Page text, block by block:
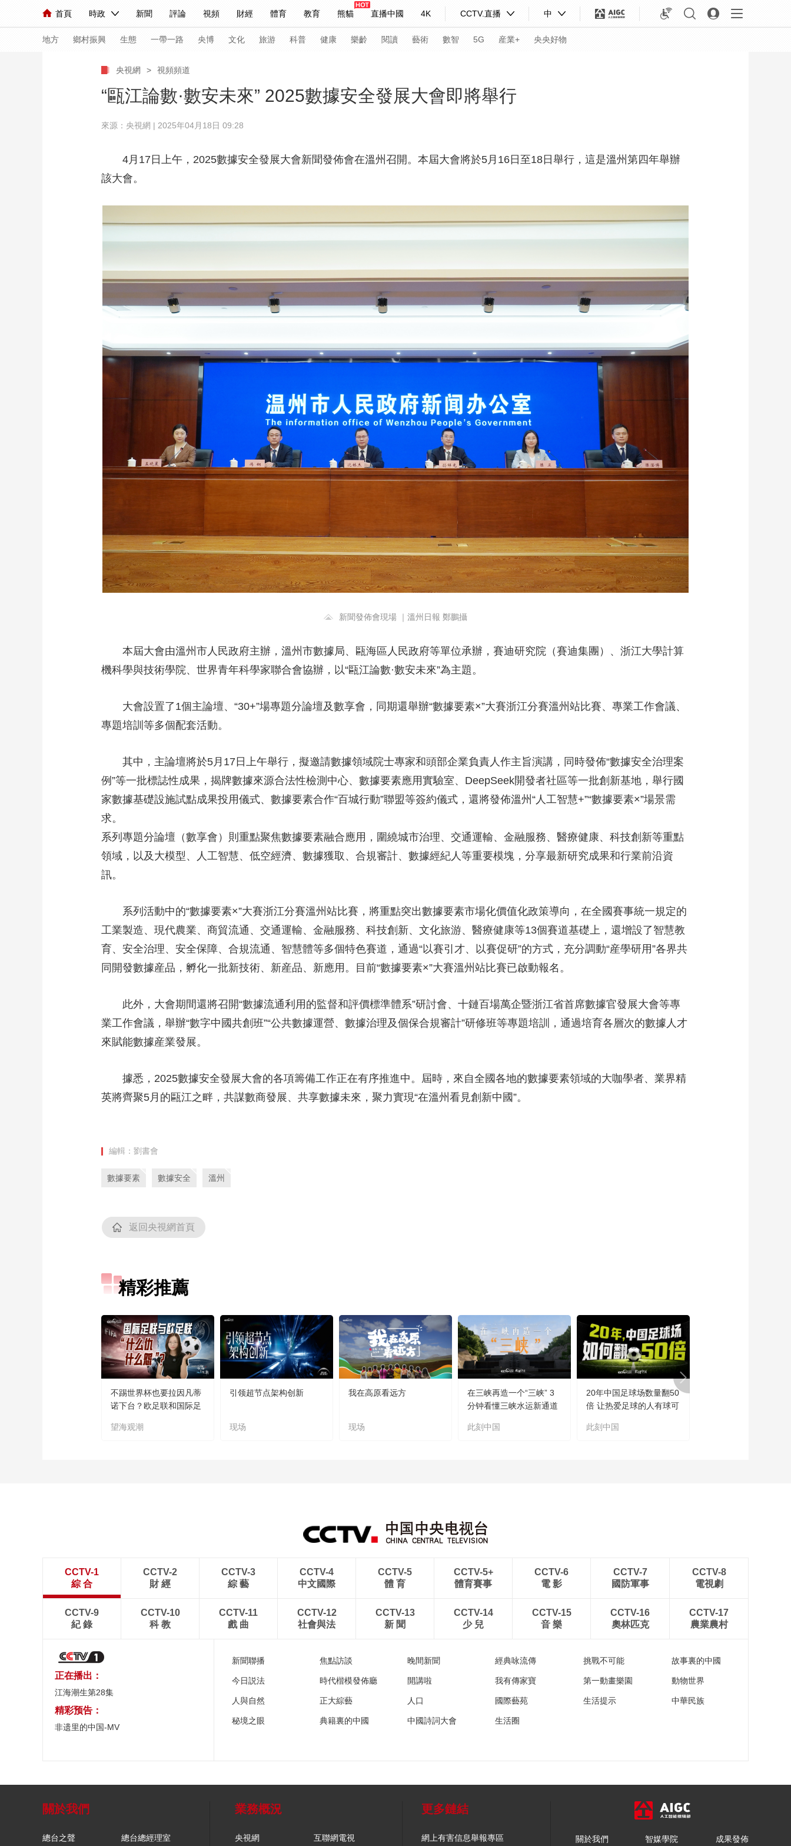
首頁 時政 新聞 評論 視頻 財經 體育 教育 熊貓 直播中國 4K CCTV.直播 中
人民領袖習近平 聯播+ 中國領導人 央視快評 習式妙語 熱解讀 天天學習
直播 片庫 欄目大全 節目單 聽音 微視頻 主持人 下載央視影音
海外頻道 iPanda English Монгол
地方 鄉村振興 生態 一帶一路 央博 文化 旅游 科普 健康 樂齡 閱讀 藝術 數智 5G 産業+ 央央好物
聯播+ 熱解讀 天天學習 習式妙語 央視快評 央視網評 光華銳評 鋒面
小央視頻
前線 比劃 快看 藍海中國 新兵請入列 人生第一次 人生第二次
教育 鄉村振興 生態環境 一帶一路 央博 非遺 文化 旅游 科普 健康 樂齡 閱讀 藝術 汽車 數智 5G 産業+
大國保險 雲起 智敬中國 全民健康 顏選攻略 海洋 時尚 天氣 才藝 網展 央央好物
節目單
央視網 > 視頻頻道
“甌江論數·數安未來” 2025數據安全發展大會即將舉行
來源：央視網 | 2025年04月18日 09:28
4月17日上午，2025數據安全發展大會新聞發佈會在溫州召開。本屆大會將於5月16日至18日舉行，這是溫州第四年舉辦
該大會。
新聞發佈會現場 ｜溫州日報 鄭鵬攝
本屆大會由溫州市人民政府主辦，溫州市數據局、甌海區人民政府等單位承辦，賽迪研究院（賽迪集團）、浙江大學計算
機科學與技術學院、世界青年科學家聯合會協辦，以“甌江論數·數安未來”為主題。
大會設置了1個主論壇、“30+”場專題分論壇及數享會，同期還舉辦“數據要素×”大賽浙江分賽溫州站比賽、專業工作會議、
專題培訓等多個配套活動。
其中，主論壇將於5月17日上午舉行，擬邀請數據領域院士專家和頭部企業負責人作主旨演講，同時發佈“數據安全治理案
例”等一批標誌性成果，揭牌數據來源合法性檢測中心、數據要素應用實驗室、DeepSeek開發者社區等一批創新基地，舉行國
家數據基礎設施試點成果投用儀式、數據要素合作“百城行動”聯盟等簽約儀式，還將發佈溫州“人工智慧+”“數據要素×”場景需
求。
系列專題分論壇（數享會）則重點聚焦數據要素融合應用，圍繞城市治理、交通運輸、金融服務、醫療健康、科技創新等重點
領域，以及大模型、人工智慧、低空經濟、數據獲取、合規審計、數據經紀人等重要模塊，分享最新研究成果和行業前沿資
訊。
系列活動中的“數據要素×”大賽浙江分賽溫州站比賽，將重點突出數據要素市場化價值化政策導向，在全國賽事統一規定的
工業製造、現代農業、商貿流通、交通運輸、金融服務、科技創新、文化旅游、醫療健康等13個賽道基礎上，還增設了智慧教
育、安全治理、安全保障、合規流通、智慧體等多個特色賽道，通過“以賽引才、以賽促研”的方式，充分調動“産學研用”各界共
同開發數據産品，孵化一批新技術、新産品、新應用。目前“數據要素×”大賽溫州站比賽已啟動報名。
此外，大會期間還將召開“數據流通利用的監督和評價標準體系”研討會、十鏈百場萬企暨浙江省首席數據官發展大會等專
業工作會議，舉辦“數字中國共創班”“公共數據運營、數據治理及個保合規審計”研修班等專題培訓，通過培育各層次的數據人才
來賦能數據産業發展。
據悉，2025數據安全發展大會的各項籌備工作正在有序推進中。屆時，來自全國各地的數據要素領域的大咖學者、業界精
英將齊聚5月的甌江之畔，共謀數商發展、共享數據未來，聚力實現“在溫州看見創新中國”。
編輯：劉書會
數據要素 數據安全 溫州
返回央視網首頁
精彩推薦
不踢世界杯也要拉因凡蒂
诺下台？欧足联和国际足
望海观潮
引领超节点架构创新
现场
我在高原看远方
现场
在三峡再造一个“三峡” 3
分钟看懂三峡水运新通道
此刻中国
20年中国足球场数量翻50
倍 让热爱足球的人有球可
此刻中国
CCTV-1
綜 合
CCTV-2
財 經
CCTV-3
綜 藝
CCTV-4
中文國際
CCTV-5
體 育
CCTV-5+
體育賽事
CCTV-6
電 影
CCTV-7
國防軍事
CCTV-8
電視劇
CCTV-9
紀 錄
CCTV-10
科 教
CCTV-11
戲 曲
CCTV-12
社會與法
CCTV-13
新 聞
CCTV-14
少 兒
CCTV-15
音 樂
CCTV-16
奧林匹克
CCTV-17
農業農村
正在播出：
江海潮生第28集
精彩预告：
非遗里的中国-MV
新聞聯播 焦點訪談 晚間新聞 經典咏流傳 挑戰不可能 故事裏的中國
今日説法 時代楷模發佈廳 開講啦 我有傳家寶 第一動畫樂園 動物世界
人與自然 正大綜藝 人口 國際藝苑 生活提示 中華民族
秘境之眼 典籍裏的中國 中國詩詞大會 生活圈
關於我們
總台之聲 總台總經理室
業務概況
央視網 互聯網電視
更多鏈結
網上有害信息舉報專區 關於我們 智媒學院 成果發佈